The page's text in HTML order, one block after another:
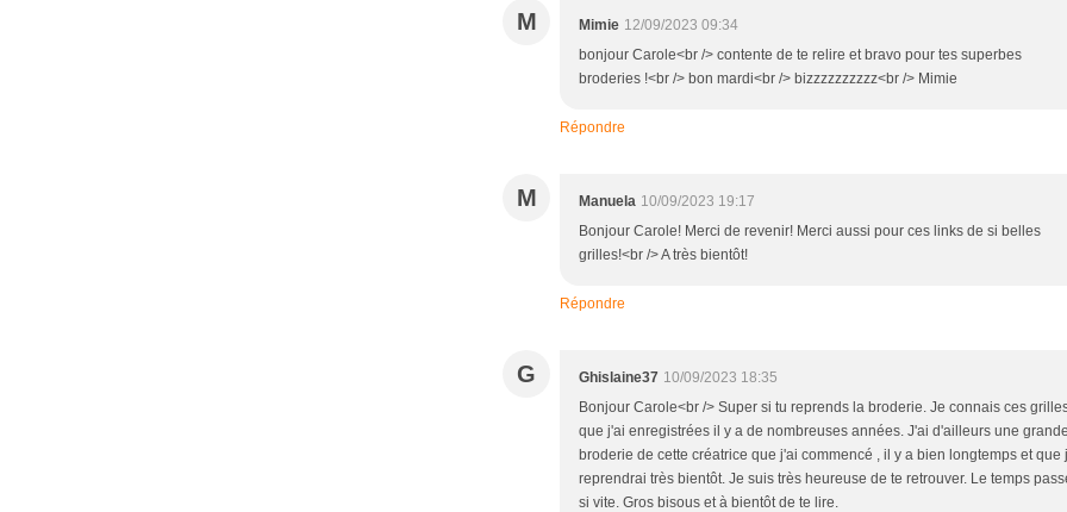
M Mimie 12/09/2023 09:34
bonjour Carole<br /> contente de te relire et bravo pour tes superbes
broderies !<br /> bon mardi<br /> bizzzzzzzzzz<br /> Mimie
Répondre
M Manuela 10/09/2023 19:17
Bonjour Carole! Merci de revenir! Merci aussi pour ces links de si belles
grilles!<br /> A très bientôt!
Répondre
G Ghislaine37 10/09/2023 18:35
Bonjour Carole<br /> Super si tu reprends la broderie. Je connais ces
que j'ai enregistrées il y a de nombreuses années. J'ai d'ailleurs une
broderie de cette créatrice que j'ai commencé , il y a bien longtemps et que
reprendrai très bientôt. Je suis très heureuse de te retrouver. Le temps
si vite. Gros bisous et à bientôt de te lire.